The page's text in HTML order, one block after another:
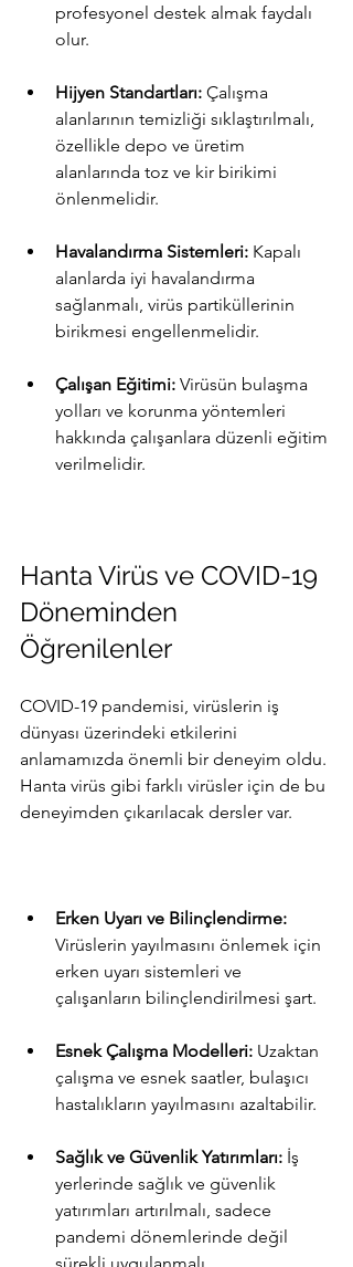
profesyonel destek almak faydalı
olur.
Hijyen Standartları: Çalışma
alanlarının temizliği sıklaştırılmalı,
özellikle depo ve üretim
alanlarında toz ve kir birikimi
önlenmelidir.
Havalandırma Sistemleri: Kapalı
alanlarda iyi havalandırma
sağlanmalı, virüs partiküllerinin
birikmesi engellenmelidir.
Çalışan Eğitimi: Virüsün bulaşma
yolları ve korunma yöntemleri
hakkında çalışanlara düzenli eğitim
verilmelidir.
Hanta Virüs ve COVID-19
Döneminden
Öğrenilenler
COVID-19 pandemisi, virüslerin iş
dünyası üzerindeki etkilerini
anlamamızda önemli bir deneyim oldu.
Hanta virüs gibi farklı virüsler için de bu
deneyimden çıkarılacak dersler var.
Erken Uyarı ve Bilinçlendirme:
Virüslerin yayılmasını önlemek için
erken uyarı sistemleri ve
çalışanların bilinçlendirilmesi şart.
Esnek Çalışma Modelleri: Uzaktan
çalışma ve esnek saatler, bulaşıcı
hastalıkların yayılmasını azaltabilir.
Sağlık ve Güvenlik Yatırımları: İş
yerlerinde sağlık ve güvenlik
yatırımları artırılmalı, sadece
pandemi dönemlerinde değil